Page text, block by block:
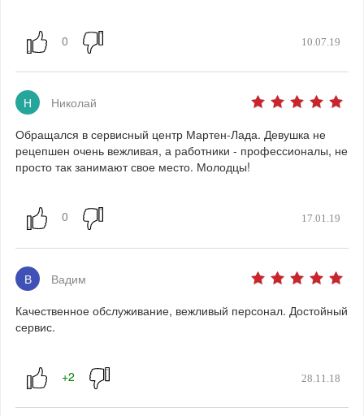
10.07.19
Н
Николай
Обращался в сервисный центр Мартен-Лада. Девушка не
рецепшен очень вежливая, а работники - профессионалы, не
просто так занимают свое место. Молодцы!
17.01.19
В
Вадим
Качественное обслуживание, вежливый персонал. Достойный
сервис.
28.11.18